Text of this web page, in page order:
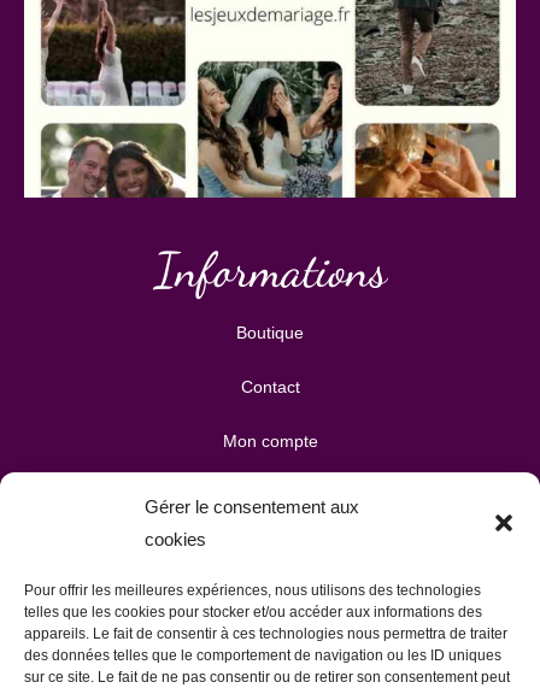
Gérer le consentement aux
cookies
Pour offrir les meilleures expériences, nous utilisons des technologies
telles que les cookies pour stocker et/ou accéder aux informations des
appareils. Le fait de consentir à ces technologies nous permettra de traiter
des données telles que le comportement de navigation ou les ID uniques
sur ce site. Le fait de ne pas consentir ou de retirer son consentement peut
Informations
Boutique
Contact
Mon compte
Publicité & partenariats